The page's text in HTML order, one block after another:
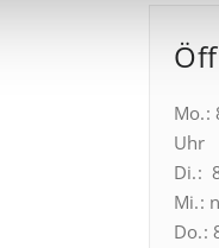
Mo.:
Uhr
Di.:
Mi.:
Do.: